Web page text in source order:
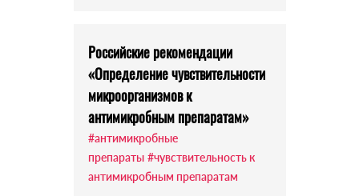
Российские рекомендации
«Определение чувствительности
микроорганизмов к
антимикробным препаратам»
#антимикробные
препараты #чувствительность к
антимикробным препаратам